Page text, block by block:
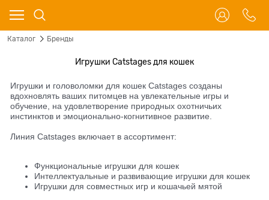
Каталог Бренды
Игрушки Catstages для кошек
Игрушки и головоломки для кошек Catstages созданы
вдохновлять ваших питомцев на увлекательные игры и
обучение, на удовлетворение природных охотничьих
инстинктов и эмоционально-когнитивное развитие.
Линия Catstages включает в ассортимент:
Функциональные игрушки для кошек
Интеллектуальные и развивающие игрушки для кошек
Игрушки для совместных игр и кошачьей мятой